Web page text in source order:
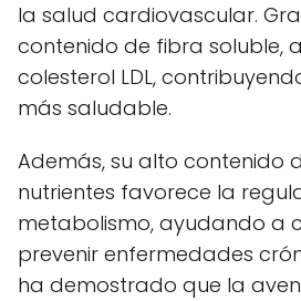
la salud cardiovascular.
contenido de fibra soluble,
colesterol LDL,
más saludable.
Además, su alto contenido
nutrientes favorece la
metabolismo, ayudando a
prevenir enfermedades
ha demostrado que la